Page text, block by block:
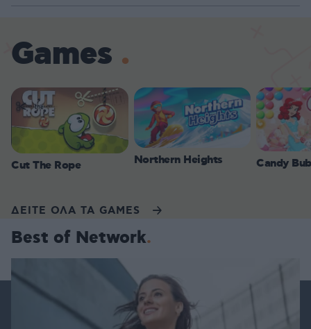
Games
Cut The Rope Northern Heights Candy
ΔΕΙΤΕ ΟΛΑ ΤΑ GAMES
Best of Network